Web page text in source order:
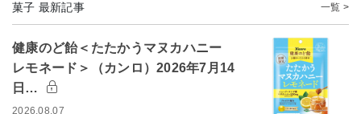
菓子 最新記事 一覧 >
健康のど飴＜たたかうマヌカハニー
レモネード＞（カンロ）2026年7月14
日…
2026.08.07